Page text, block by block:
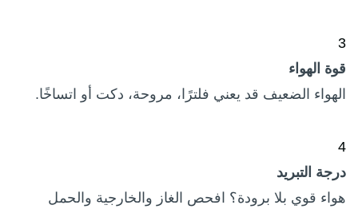
3
قوة الهواء
الهواء الضعيف قد يعني فلترًا، مروحة، دكت أو اتساخًا.
4
درجة التبريد
هواء قوي بلا برودة؟ افحص الغاز والخارجية والحمل